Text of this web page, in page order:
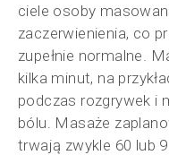
ciele osoby
zaczerwienienia, co
zupełnie normalne.
kilka minut, na
podczas rozgrywek i
bólu. Masaże
trwają zwykle 60 lub